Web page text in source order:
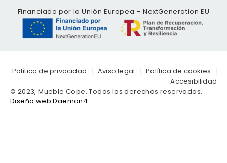
Financiado por la Unión Europea – NextGeneration EU
© 2023, Mueble Cope. Todos los derechos reservados.
Diseño web Daemon4
Política de privacidad Aviso legal
Política de cookies
Accesibilidad